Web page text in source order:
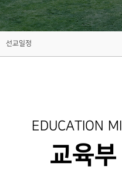
선교일정
선교일정EDUCATION
교육